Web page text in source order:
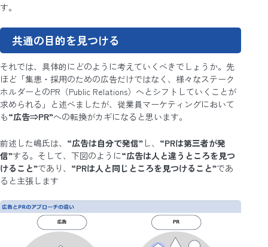
す。
共通の目的を見つける
それでは、具体的にどのように考えていくべきでしょうか。先
ほど「集患・採用のための広告だけではなく、様々なステーク
ホルダーとのPR（Public Relations）へとシフトしていくことが
求められる」と述べましたが、従業員マーケティングにおいて
も“広告⇒PR”への転換がカギになると思います。
前述した嶋氏は、 “広告は自分で発信” し、 “PRは第三者が発
信”する。そして、下図のように“広告は人と違うところを見つ
けること”であり、 “PRは人と同じところを見つけること”であ
ると主張します